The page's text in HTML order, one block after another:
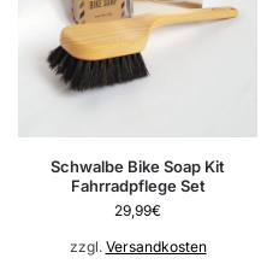
Schwalbe Bike Soap Kit
Fahrradpflege Set
29,99€
zzgl. Versandkosten